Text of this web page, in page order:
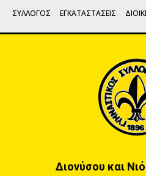
ΣΥΛΛΟΓΟΣ ΕΓΚΑΤΑΣΤΑΣΕΙΣ
Διονύσου και